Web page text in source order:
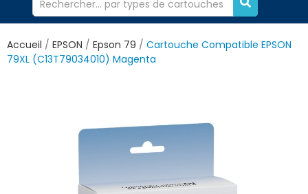
Accueil EPSON Epson 79
Cartouche Compatible EPSON
79XL (C13T79034010) Magenta